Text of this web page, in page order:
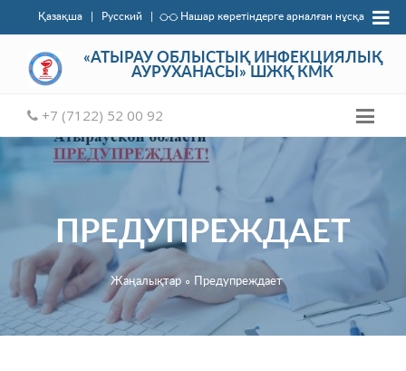
Нашар көретіндерге арналған нұсқа
Қазақша | Русский |
«АТЫРАУ ОБЛЫСТЫҚ ИНФЕКЦИЯЛЫҚ
АУРУХАНАСЫ» ШЖҚ КМК
+7 (7122) 52 00 92
ПРЕДУПРЕЖДАЕТ
Жаңалықтар∘ Предупреждает